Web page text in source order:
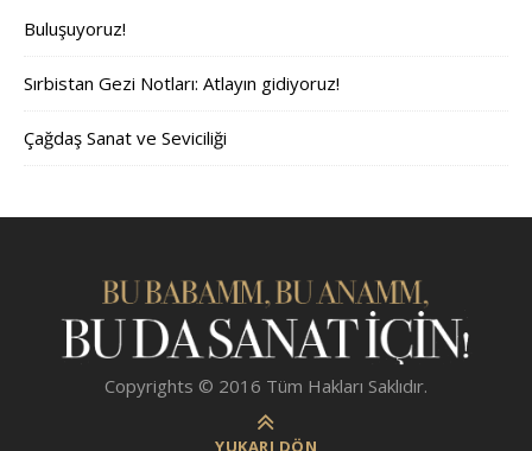
Buluşuyoruz!
Sırbistan Gezi Notları: Atlayın gidiyoruz!
Çağdaş Sanat ve Seviciliği
Copyrights © 2016 Tüm Hakları Saklıdır.